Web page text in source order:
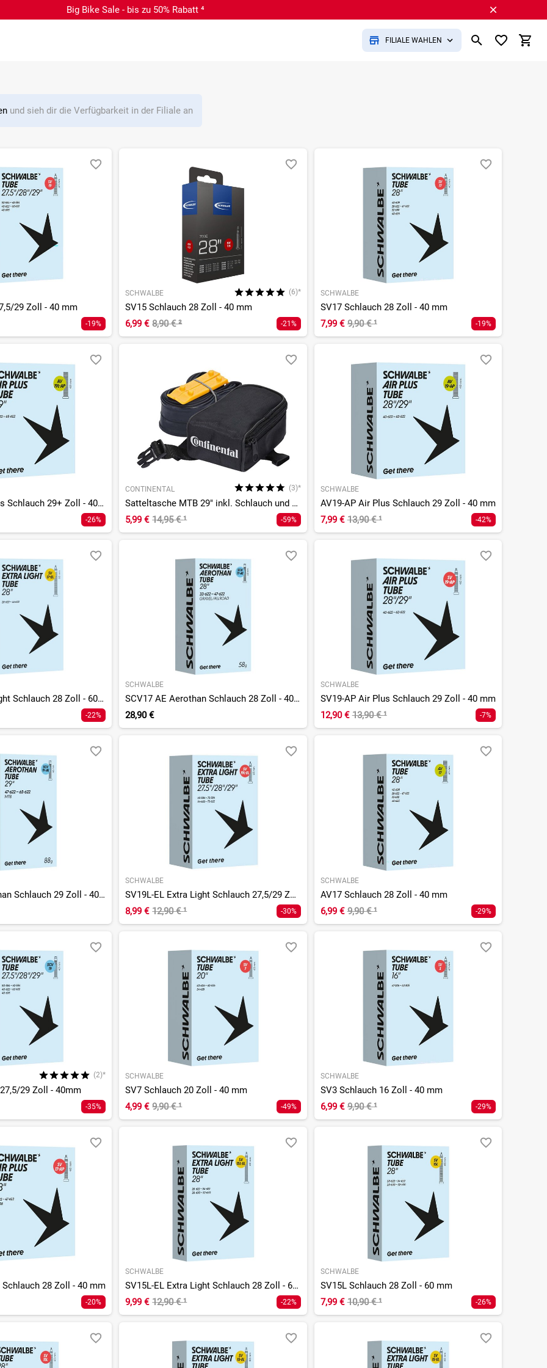
Big Bike Sale - bis zu 50% Rabatt ⁴
FILIALE WÄHLEN
und sieh dir die Verfügbarkeit in der Filiale an
29 Zoll - 40 mm
-19%
SCHWALBE (6)*
SV15 Schlauch 28 Zoll - 40 mm
6,99 € 8,90 €² -21%
SCHWALBE
SV17 Schlauch 28 Zoll - 40 mm
7,99 € 9,90 €¹ -19%
SV19L-AP Air Plus Schlauch 29+ Zoll - 40 mm
-26%
CONTINENTAL (3)*
Satteltasche MTB 29" inkl. Schlauch und Reifenheber
5,99 € 14,95 €¹ -59%
SCHWALBE
AV19-AP Air Plus Schlauch 29 Zoll - 40 mm
7,99 € 13,90 €¹ -42%
SV17-EL Extra Light Schlauch 28 Zoll - 60 mm
-22%
SCHWALBE
SCV17 AE Aerothan Schlauch 28 Zoll - 40 mm
28,90 €
SCHWALBE
SV19-AP Air Plus Schlauch 29 Zoll - 40 mm
12,90 € 13,90 €¹ -7%
SCV19 AE Aerothan Schlauch 29 Zoll - 40 mm
SCHWALBE
SV19L-EL Extra Light Schlauch 27,5/29 Zoll - 40 mm
8,99 € 12,90 €¹ -30%
SCHWALBE
AV17 Schlauch 28 Zoll - 40 mm
6,99 € 9,90 €¹ -29%
(2)*
29 Zoll - 40mm
-35%
SCHWALBE
SV7 Schlauch 20 Zoll - 40 mm
4,99 € 9,90 €¹ -49%
SCHWALBE
SV3 Schlauch 16 Zoll - 40 mm
6,99 € 9,90 €¹ -29%
Schlauch 28 Zoll - 40 mm
-20%
SCHWALBE
SV15L-EL Extra Light Schlauch 28 Zoll - 60 mm
9,99 € 12,90 €¹ -22%
SCHWALBE
SV15L Schlauch 28 Zoll - 60 mm
7,99 € 10,90 €¹ -26%